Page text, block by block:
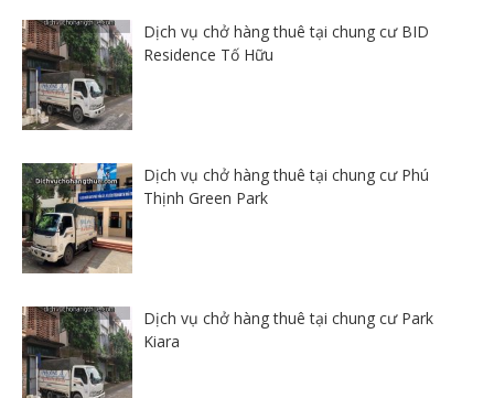
Dịch vụ chở hàng thuê tại chung cư BID
Residence Tố Hữu
Dịch vụ chở hàng thuê tại chung cư Phú
Thịnh Green Park
Dịch vụ chở hàng thuê tại chung cư Park
Kiara